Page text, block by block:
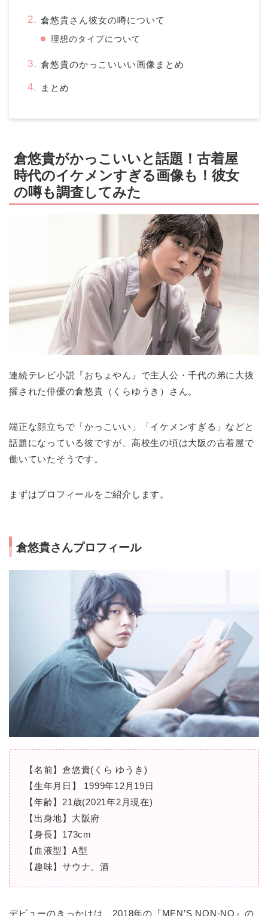
倉悠貴さん彼女の噂について
理想のタイプについて
倉悠貴のかっこいいい画像まとめ
まとめ
倉悠貴がかっこいいと話題！古着屋
時代のイケメンすぎる画像も！彼女
の噂も調査してみた
連続テレビ小説『おちょやん』で主人公・千代の弟に大抜
擢された俳優の倉悠貴（くらゆうき）さん。
端正な顔立ちで「かっこいい」「イケメンすぎる」などと
話題になっている彼ですが、高校生の頃は大阪の古着屋で
働いていたそうです。
まずはプロフィールをご紹介します。
倉悠貴さんプロフィール
【名前】倉悠貴(くら ゆうき)
【生年月日】 1999年12月19日
【年齢】21歳(2021年2月現在)
【出身地】大阪府
【身長】173cm
【血液型】A型
【趣味】サウナ、酒
デビューのきっかけは、2018年の『MEN’S NON-NO』の